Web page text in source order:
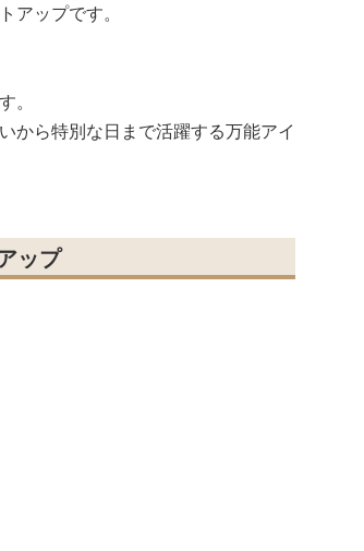
ップです。
。
から特別な日まで活躍する万能アイ
ップ